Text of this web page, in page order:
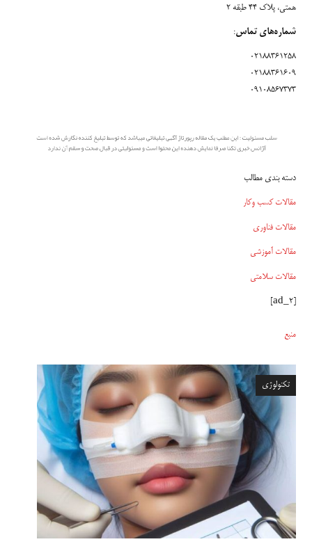
همتی، پلاک 44 طبقه 2
شماره‌های تماس:
02188361258
02188361609
09108567373
دسته بندی مطالب
مقالات کسب وکار
مقالات فناوری
مقالات آموزشی
مقالات سلامتی
منبع
تکنولوژی